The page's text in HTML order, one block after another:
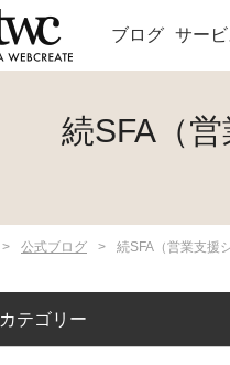
ブログ サービ
続SFA（
> 公式ブログ > 続SFA（営業支援
カテゴリー